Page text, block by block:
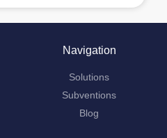
Navigation
Solutions
Subventions
Blog